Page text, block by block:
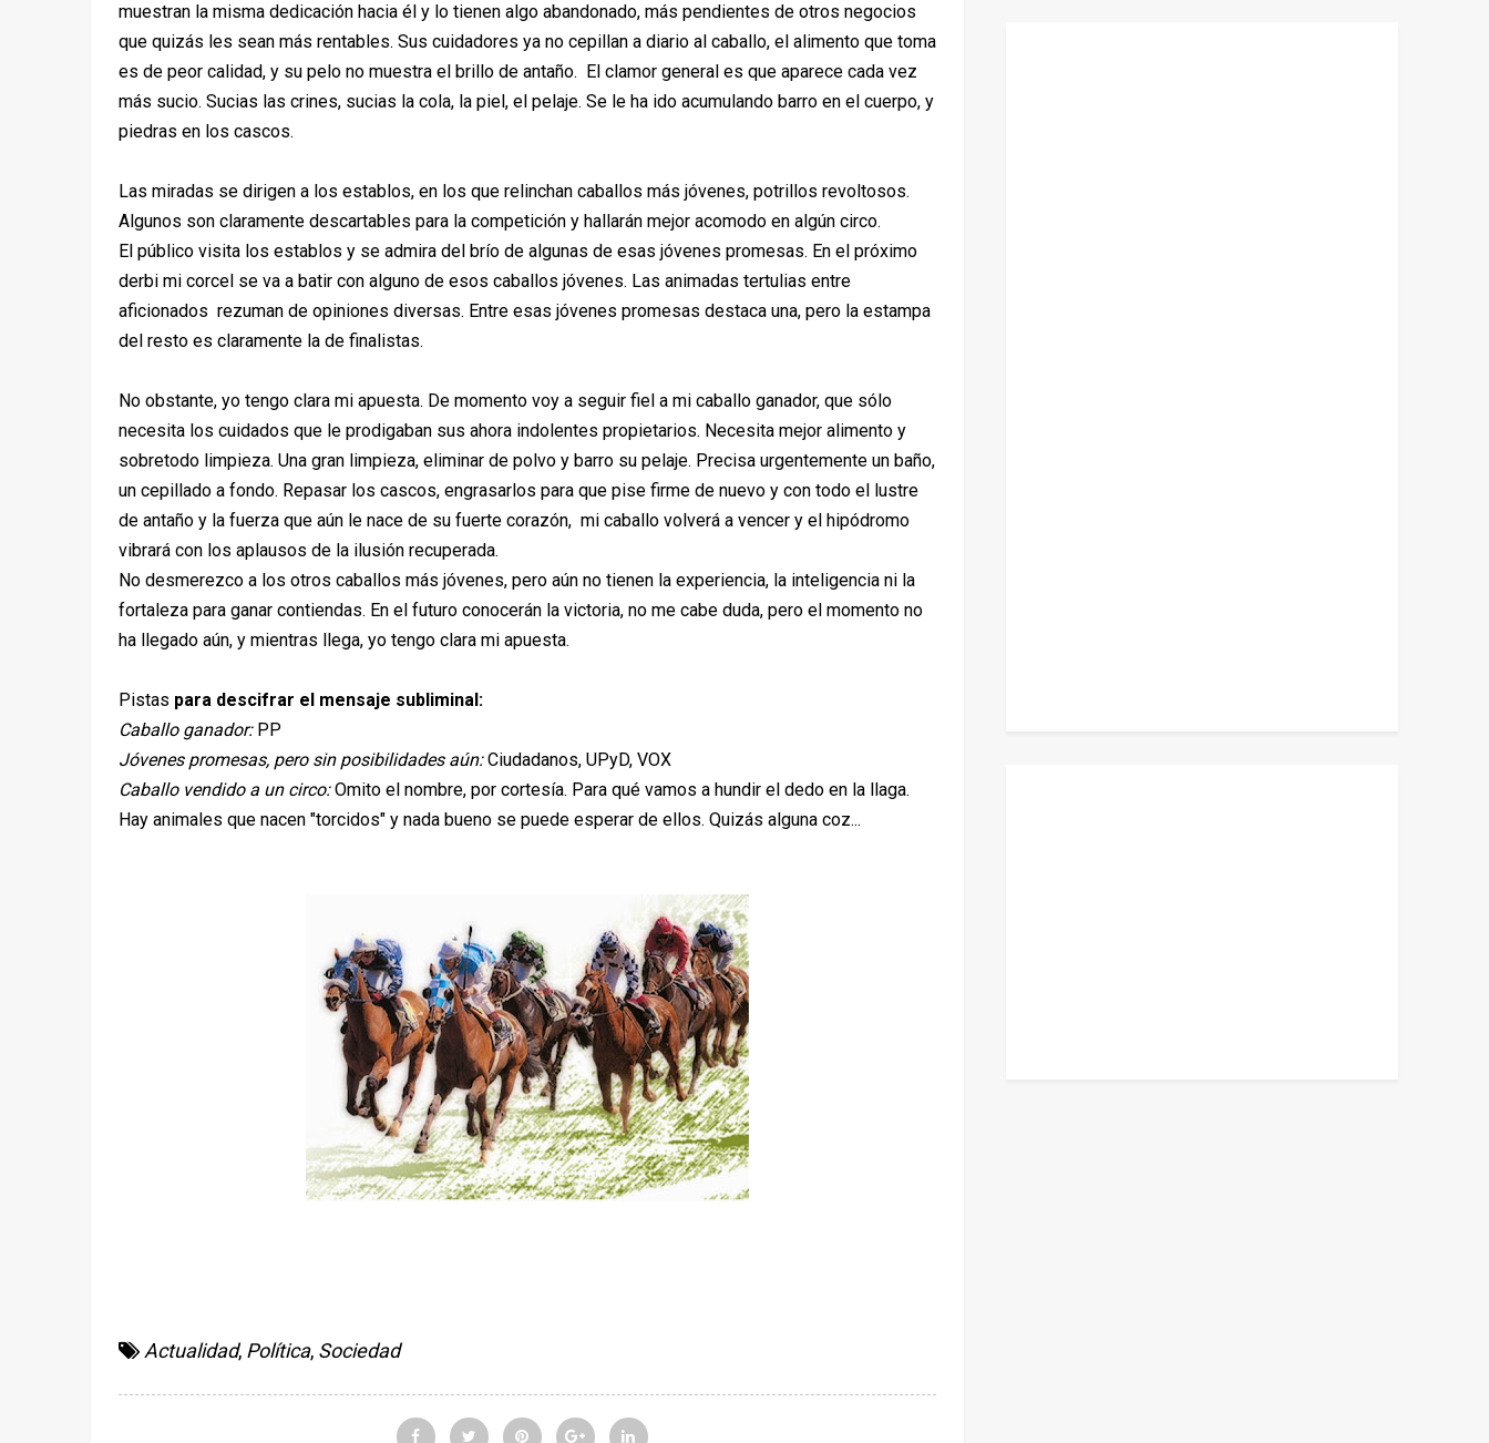
muestran la misma dedicación hacia él y lo tienen algo abandonado, más pendientes de otros negocios
que quizás les sean más rentables. Sus cuidadores ya no cepillan a diario al caballo, el alimento que toma
es de peor calidad, y su pelo no muestra el brillo de antaño. El clamor general es que aparece cada vez
más sucio. Sucias las crines, sucias la cola, la piel, el pelaje. Se le ha ido acumulando barro en el cuerpo, y
piedras en los cascos.
Las miradas se dirigen a los establos, en los que relinchan caballos más jóvenes, potrillos revoltosos.
Algunos son claramente descartables para la competición y hallarán mejor acomodo en algún circo.
El público visita los establos y se admira del brío de algunas de esas jóvenes promesas. En el próximo
derbi mi corcel se va a batir con alguno de esos caballos jóvenes. Las animadas tertulias entre
aficionados rezuman de opiniones diversas. Entre esas jóvenes promesas destaca una, pero la estampa
del resto es claramente la de finalistas.
No obstante, yo tengo clara mi apuesta. De momento voy a seguir fiel a mi caballo ganador, que sólo
necesita los cuidados que le prodigaban sus ahora indolentes propietarios. Necesita mejor alimento y
sobretodo limpieza. Una gran limpieza, eliminar de polvo y barro su pelaje. Precisa urgentemente un baño,
un cepillado a fondo. Repasar los cascos, engrasarlos para que pise firme de nuevo y con todo el lustre
de antaño y la fuerza que aún le nace de su fuerte corazón, mi caballo volverá a vencer y el hipódromo
vibrará con los aplausos de la ilusión recuperada.
No desmerezco a los otros caballos más jóvenes, pero aún no tienen la experiencia, la inteligencia ni la
fortaleza para ganar contiendas. En el futuro conocerán la victoria, no me cabe duda, pero el momento no
ha llegado aún, y mientras llega, yo tengo clara mi apuesta.
Pistas para descifrar el mensaje subliminal:
Caballo ganador:PP
Jóvenes promesas, pero sin posibilidades aún:Ciudadanos, UPyD, VOX
Caballo vendido a un circo:Omito el nombre, por cortesía. Para qué vamos a hundir el dedo en la llaga.
Hay animales que nacen "torcidos" y nada bueno se puede esperar de ellos. Quizás alguna coz...
Actualidad, Política, Sociedad